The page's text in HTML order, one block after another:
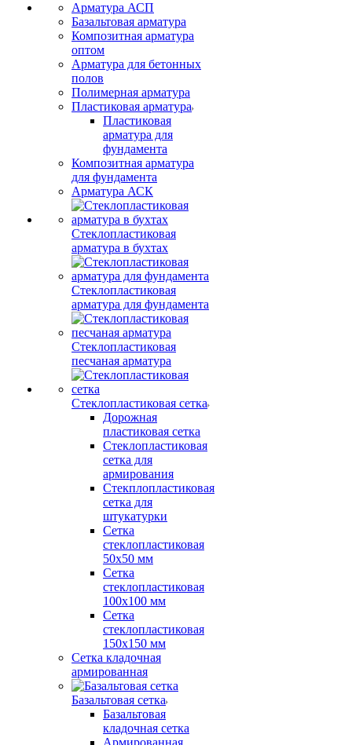
Арматура АСП
Базальтовая арматура
Композитная арматура
оптом
Арматура для бетонных
полов
Полимерная арматура
Пластиковая арматура
Пластиковая
арматура для
фундамента
Композитная арматура
для фундамента
Арматура АСК
Стеклопластиковая
арматура в бухтах
Стеклопластиковая
арматура для фундамента
Стеклопластиковая
песчаная арматура
Стеклопластиковая сетка
Дорожная
пластиковая сетка
Стеклопластиковая
сетка для
армирования
Стекплопластиковая
сетка для
штукатурки
Сетка
стеклопластиковая
50x50 мм
Сетка
стеклопластиковая
100x100 мм
Сетка
стеклопластиковая
150x150 мм
Сетка кладочная
армированная
Базальтовая сетка
Базальтовая
кладочная сетка
Армированная